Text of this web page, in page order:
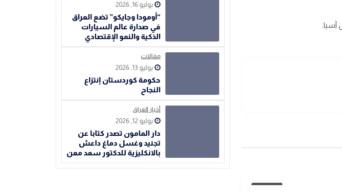
آسيا.
يوليو 16, 2026
“أومودا وجايكو” تضع العراق
في صدارة عالم السيارات
الذكية والنمو الإقتصادي
مقالات
يوليو 13, 2026
حكومة كوردستان إنتزاع
النجاح
أخبار العراق
يوليو 12, 2026
دار المامون تصدر كتابا عن
تجنيد وغسل دماغ داعش
بالانكليزية للدكتور سعد معن